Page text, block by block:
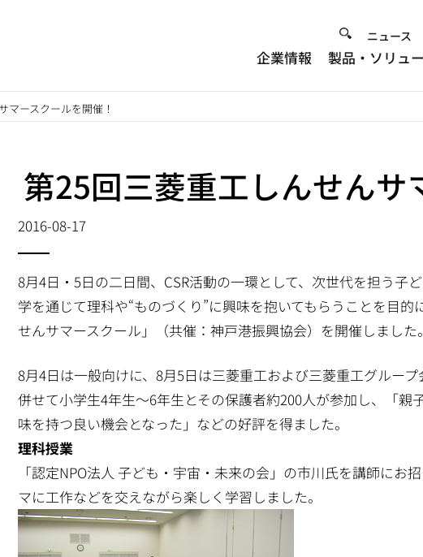
ニュース
企業情報 製品・ソリュ
マースクールを開催！
第25回三菱重工しんせんサ
2016-08-17
8月4日・5日の二日間、CSR活動の一環として、次世代を担う子
学を通じて理科や“ものづくり”に興味を抱いてもらうことを目
せんサマースクール」（共催：神戸港振興協会）を開催しました。
8月4日は一般向けに、8月5日は三菱重工および三菱重工グルー
併せて小学生4年生～6年生とその保護者約200人が参加し、「
味を持つ良い機会となった」などの好評を得ました。
理科授業
「認定NPO法人 子ども・宇宙・未来の会」の市川氏を講師にお
マに工作などを交えながら楽しく学習しました。